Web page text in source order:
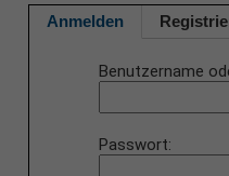
Anmelden
Benutzername
Passwort